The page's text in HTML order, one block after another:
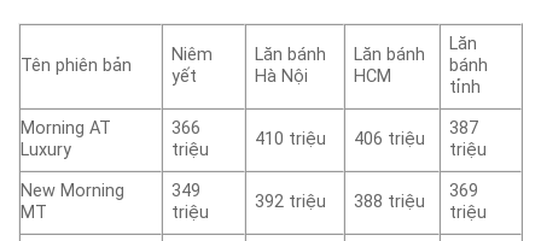
Tên phiên bản
Niêm
yết
Lăn bánh
Hà Nội
Lăn bánh
HCM
Lăn
bánh
tỉnh
Morning AT
Luxury
366
triệu
410 triệu 406 triệu
387
triệu
New Morning
MT
349
triệu
392 triệu 388 triệu
369
triệu